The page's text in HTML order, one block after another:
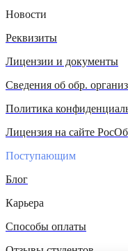
Новости
Реквизиты
Лицензии и документы
Сведения об обр.
Политика
Лицензия на сайте
Поступающим
Блог
Карьера
Способы оплаты